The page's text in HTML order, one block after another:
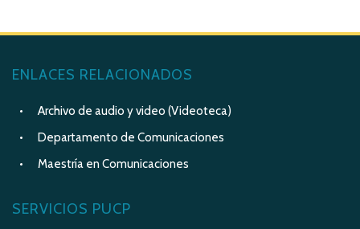
ENLACES RELACIONADOS
Archivo de audio y video (Videoteca)
Departamento de Comunicaciones
Maestría en Comunicaciones
SERVICIOS PUCP